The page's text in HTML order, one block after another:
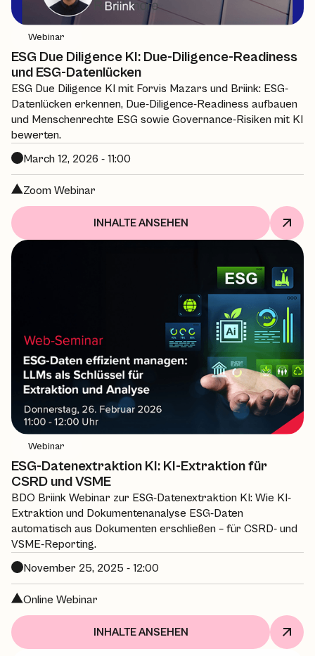
Webinar
ESG Due Diligence KI: Due-Diligence-Readiness
und ESG-Datenlücken
ESG Due Diligence KI mit Forvis Mazars und Briink: ESG-
Datenlücken erkennen, Due-Diligence-Readiness aufbauen
und Menschenrechte ESG sowie Governance-Risiken mit KI
bewerten.
March 12, 2026 - 11:00
Zoom Webinar
INHALTE ANSEHEN
Webinar
ESG-Datenextraktion KI: KI-Extraktion für
CSRD und VSME
BDO Briink Webinar zur ESG-Datenextraktion KI: Wie KI-
Extraktion und Dokumentenanalyse ESG-Daten
automatisch aus Dokumenten erschließen – für CSRD- und
VSME-Reporting.
November 25, 2025 - 12:00
Online Webinar
INHALTE ANSEHEN